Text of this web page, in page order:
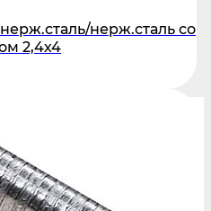
нерж.сталь со
2,4х4